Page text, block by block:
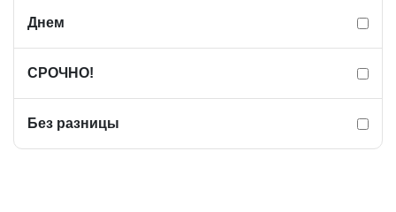
Днем
СРОЧНО!
Без разницы